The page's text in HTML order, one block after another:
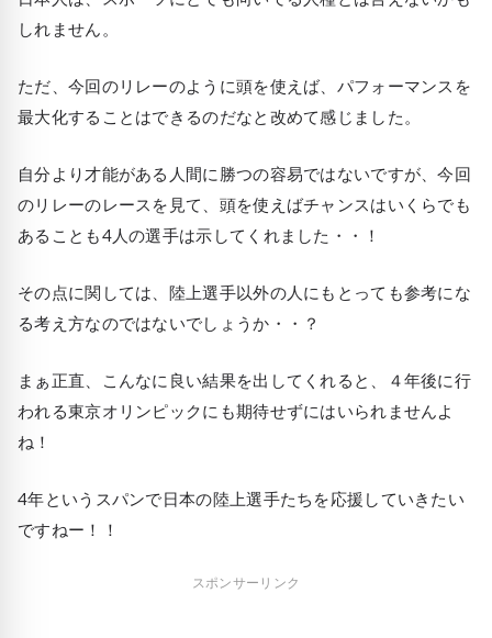
しれません。
ただ、今回のリレーのように頭を使えば、パフォーマンスを
最大化することはできるのだなと改めて感じました。
自分より才能がある人間に勝つの容易ではないですが、今回
のリレーのレースを見て、頭を使えばチャンスはいくらでも
あることも4人の選手は示してくれました・・！
その点に関しては、陸上選手以外の人にもとっても参考にな
る考え方なのではないでしょうか・・？
まぁ正直、こんなに良い結果を出してくれると、４年後に行
われる東京オリンピックにも期待せずにはいられませんよ
ね！
4年というスパンで日本の陸上選手たちを応援していきたい
ですねー！！
スポンサーリンク